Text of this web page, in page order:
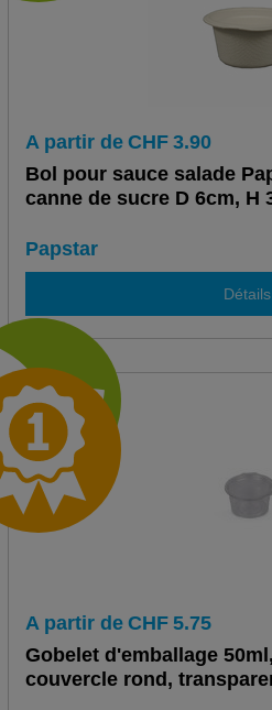
A partir de CHF 3.90
Bol pour sauce salade
canne de sucre D 6cm, H
Papstar
Détails
A partir de CHF 5.75
Gobelet d'emballage
couvercle rond,